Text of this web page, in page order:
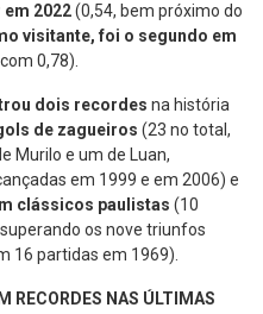
2022(0,54, bem próximo do
visitante, foi o segundo em
0,78).
dois recordes na história
de zagueiros (23 no total,
Murilo e um de Luan,
em 1999 e em 2006) e
clássicos paulistas (10
os nove triunfos
16 partidas em 1969).
RECORDES NAS ÚLTIMAS